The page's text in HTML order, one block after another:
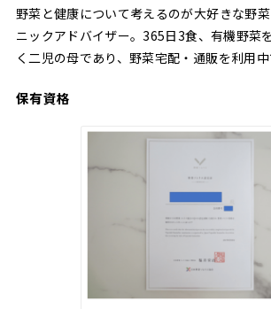
野菜と健康について考えるのが大好きな野
ニックアドバイザー。365日3食、有機野菜
く二児の母であり、野菜宅配・通販を利用中
保有資格